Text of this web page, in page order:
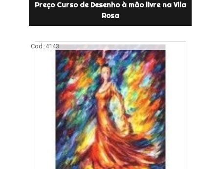
Preço Curso de Desenho à mão livre na Vila
Rosa
Cod.:4143